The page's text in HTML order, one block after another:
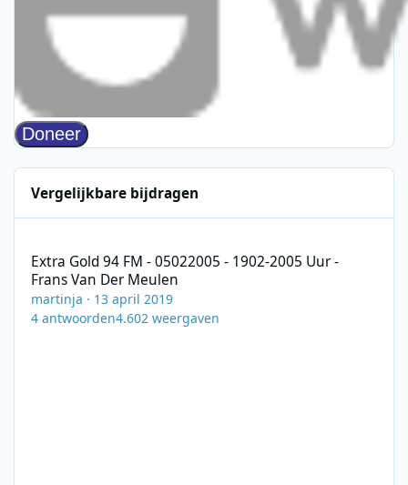
Vergelijkbare bijdragen
Extra Gold 94 FM - 05022005 - 1902-2005 Uur -
Frans Van Der Meulen
martinja · 13 april 2019
4 antwoorden4.602 weergaven